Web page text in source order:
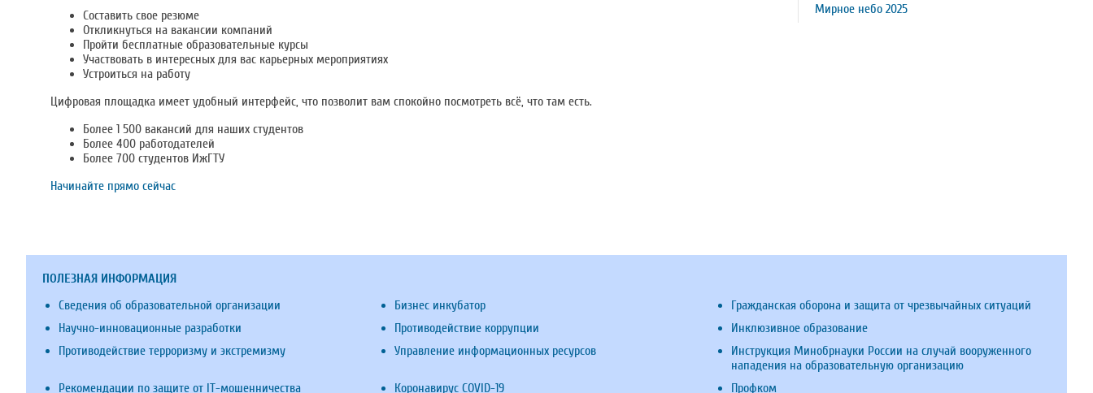
Составить свое резюме
Откликнуться на вакансии компаний
Пройти бесплатные образовательные курсы
Участвовать в интересных для вас карьерных мероприятиях
Устроиться на работу
Цифровая площадка имеет удобный интерфейс, что позволит вам спокойно посмотреть всё, что там есть.
Более 1 500 вакансий для наших студентов
Более 400 работодателей
Более 700 студентов ИжГТУ
Начинайте прямо сейчас
Мирное небо 2025
ПОЛЕЗНАЯ ИНФОРМАЦИЯ
Сведения об образовательной организации
Бизнес инкубатор
Гражданская оборона и защита от чрезвычайных ситуаций
Научно-инновационные разработки
Противодействие коррупции
Инклюзивное образование
Противодействие терроризму и экстремизму
Управление информационных ресурсов
Инструкция Минобрнауки России на случай вооруженного
нападения на образовательную организацию
Рекомендации по защите от IT-мошенничества
Коронавирус COVID-19 Профком